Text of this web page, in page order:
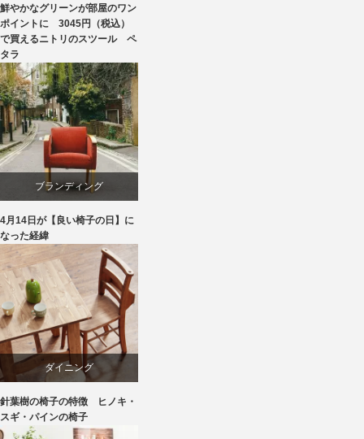
ニトリ
椅子
鮮やかなグリーンが部屋のワン
ポイントに 3045円（税込）
で買えるニトリのスツール ペ
タラ
ブランディング
マーケティング
家具
旭川
椅子
4月14日が【良い椅子の日】に
なった経緯
ダイニング
パイン
針葉樹の椅子の特徴 ヒノキ・
スギ・パインの椅子